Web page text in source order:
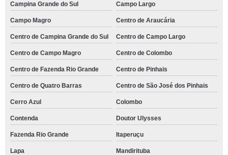
Campina Grande do Sul Campo Largo
Campo Magro Centro de Araucária
Centro de Campina Grande do Sul Centro de Campo Largo
Centro de Campo Magro Centro de Colombo
Centro de Fazenda Rio Grande Centro de Pinhais
Centro de Quatro Barras Centro de São José dos Pinhais
Cerro Azul Colombo
Contenda Doutor Ulysses
Fazenda Rio Grande Itaperuçu
Lapa Mandirituba